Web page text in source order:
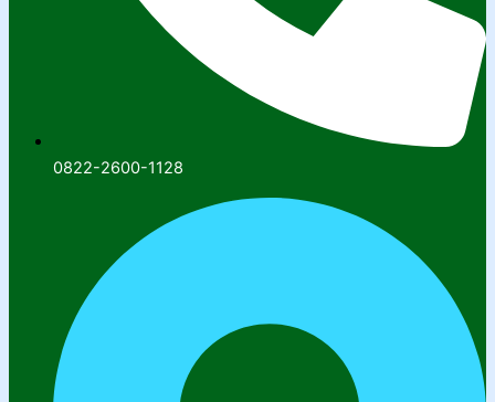
0822-2600-1128